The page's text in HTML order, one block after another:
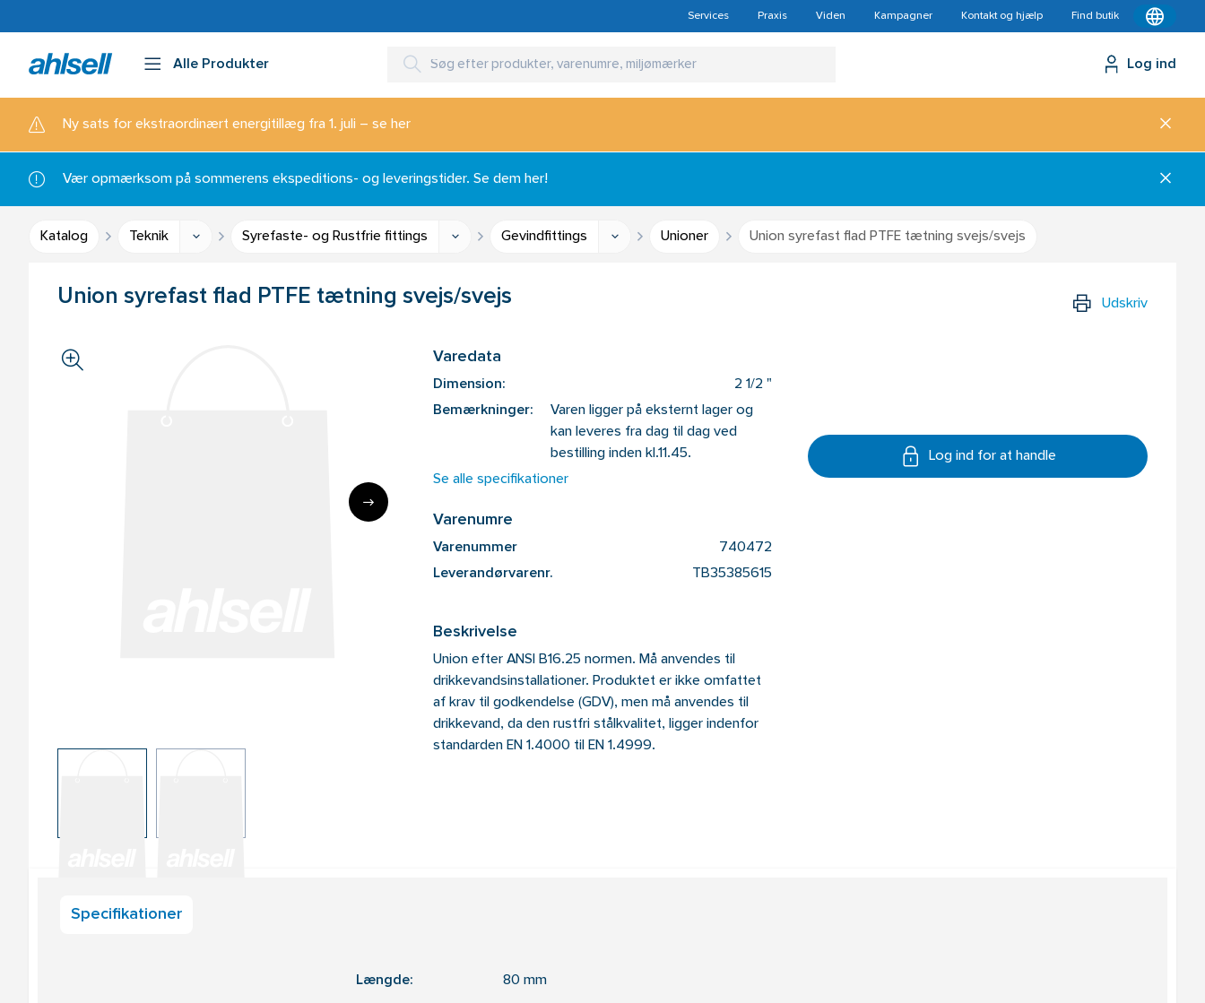
Services Praxis Viden Kampagner Kontakt og hjælp Find butik
Alle Produkter Log ind
Ny sats for ekstraordinært energitillæg fra 1. juli – se her
Vær opmærksom på sommerens ekspeditions- og leveringstider. Se dem her!
Katalog Teknik Syrefaste- og Rustfrie fittings Gevindfittings Unioner Union syrefast flad PTFE tætning svejs/svejs
Union syrefast flad PTFE tætning svejs/svejs Udskriv
Varedata
Dimension: 2 1/2 "
Bemærkninger:
Varen ligger på eksternt lager og
kan leveres fra dag til dag ved
bestilling inden kl.11.45.
Se alle specifikationer
Varenumre
Varenummer 740472
Leverandørvarenr. TB35385615
Beskrivelse
Union efter ANSI B16.25 normen. Må anvendes til
drikkevandsinstallationer. Produktet er ikke omfattet
af krav til godkendelse (GDV), men må anvendes til
drikkevand, da den rustfri stålkvalitet, ligger indenfor
standarden EN 1.4000 til EN 1.4999.
Log ind for at handle
Specifikationer
Længde: 80 mm